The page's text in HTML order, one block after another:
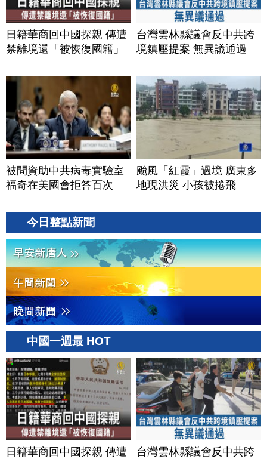
日籍華商回中國探親 傳遭
禁離境還「被恢復國籍」
台灣雲林縣議會反中共跨
境鎮壓提案 無異議通過
被問資助中共病毒實驗室
福奇在美國會拒答百次
颱風「紅霞」過境 廣東多
地現洪災 小孩被捲飛
今日整點新聞
中國一週最 HOT
日籍華商回中國探親 傳遭
台灣雲林縣議會反中共跨